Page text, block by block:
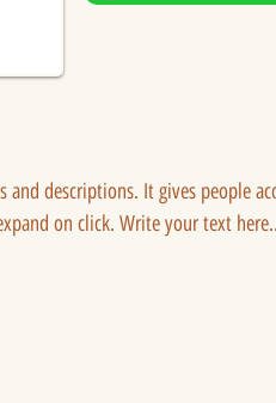
descriptions. It gives people
on click. Write your text